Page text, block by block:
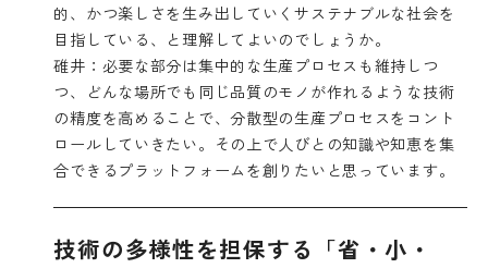
的、かつ楽しさを生み出していくサステナブルな社会を
目指している、と理解してよいのでしょうか。
碓井：必要な部分は集中的な生産プロセスも維持しつ
つ、どんな場所でも同じ品質のモノが作れるような技術
の精度を高めることで、分散型の生産プロセスをコント
ロールしていきたい。その上で人びとの知識や知恵を集
合できるプラットフォームを創りたいと思っています。
技術の多様性を担保する「省・小・